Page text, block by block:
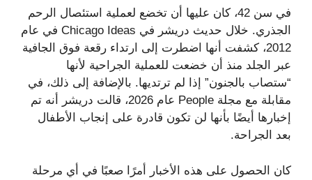
في سن 42، كان عليها أن تخضع لعملية استئصال الرحم
الجذري. خلال حديث دريشر في Chicago Ideas في عام
2012، كشفت أنها اضطرت إلى ارتداء رقعة فوق الجافية
عبر الجلد منذ أن خضعت للعملية الجراحية لأنها
“ستصاب بالجنون” إذا لم ترتديها. بالإضافة إلى ذلك، في
مقابلة مع مجلة People عام 2026، قالت دريشر أنه تم
إخبارها أيضًا بأنها لن تكون قادرة على إنجاب الأطفال
بعد الجراحة.
كان الحصول على هذه الأخبار أمرًا صعبًا في أي مرحلة